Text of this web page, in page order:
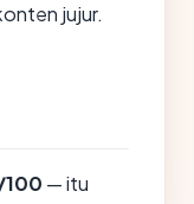
jujur.
— itu